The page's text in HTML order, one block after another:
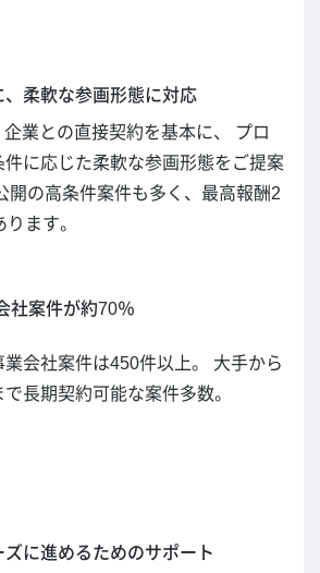
柔軟な参画形態に対応
業との直接契約を基本に、 プロ
に応じた柔軟な参画形態をご提案
開の高条件案件も多く、最高報酬2
ます。
社案件が約70％
会社案件は450件以上。 大手から
長期契約可能な案件多数。
に進めるためのサポート